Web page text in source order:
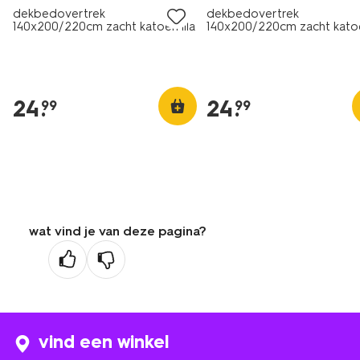
dekbedovertrek
140x200/220cm zacht katoen lila
24.
99
dekbedovertrek
140x200/220cm zacht
24.
99
wat vind je van deze pagina?
vind een winkel